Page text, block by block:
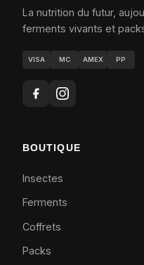
La nutrition du futur,
ferments vivants et
VISA MC AMEX PP
BOUTIQUE
Insectes
Ferments
Coffrets
Packs